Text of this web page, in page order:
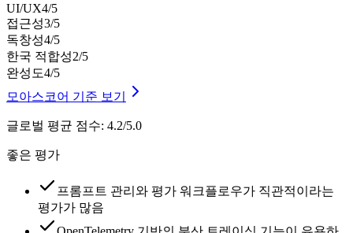
UI/UX4/5
접근성3/5
독창성4/5
한국 적합성2/5
완성도4/5
모아스코어 기준 보기
글로벌 평균 점수: 4.2/5.0
좋은 평가
프롬프트 관리와 평가 워크플로우가 직관적이라는
평가가 많음